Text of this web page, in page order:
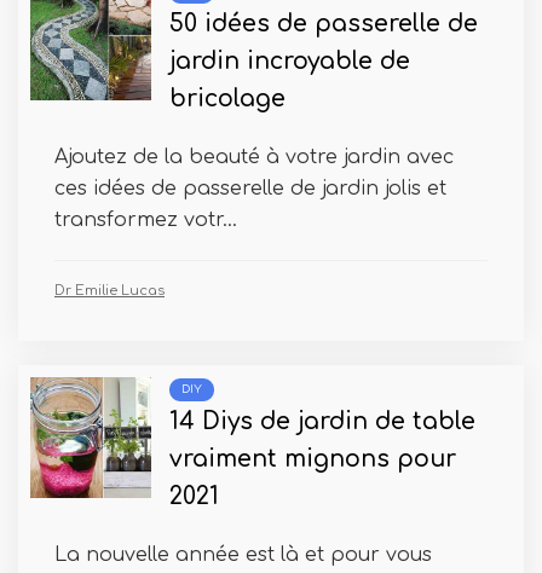
50 idées de passerelle de
jardin incroyable de
bricolage
Ajoutez de la beauté à votre jardin avec
ces idées de passerelle de jardin jolis et
transformez votr...
Dr Emilie Lucas
DIY
14 Diys de jardin de table
vraiment mignons pour
2021
La nouvelle année est là et pour vous